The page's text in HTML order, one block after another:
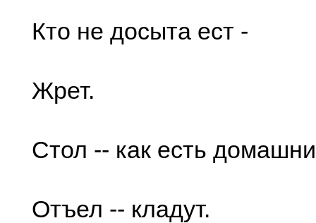
Кто не досыта ест -
Жрет.
Стол -- как есть
Отъел -- кладут.